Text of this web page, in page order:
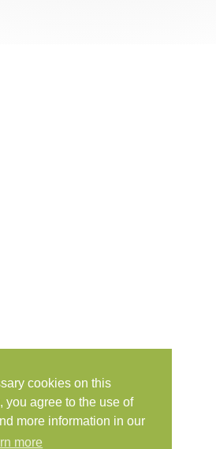
cookies on this
you agree to the use of
more information in our
more